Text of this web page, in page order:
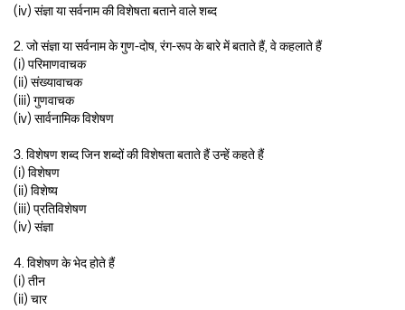
(iv) संज्ञा या सर्वनाम की विशेषता बताने वाले शब्द
2. जो संज्ञा या सर्वनाम के गुण-दोष, रंग-रूप के बारे में बताते हैं, वे कहलाते हैं
(i) परिमाणवाचक
(ii) संख्यावाचक
(iii) गुणवाचक
(iv) सार्वनामिक विशेषण
3. विशेषण शब्द जिन शब्दों की विशेषता बताते हैं उन्हें कहते हैं
(i) विशेषण
(ii) विशेष्य
(iii) प्रतिविशेषण
(iv) संज्ञा
4. विशेषण के भेद होते हैं
(i) तीन
(ii) चार